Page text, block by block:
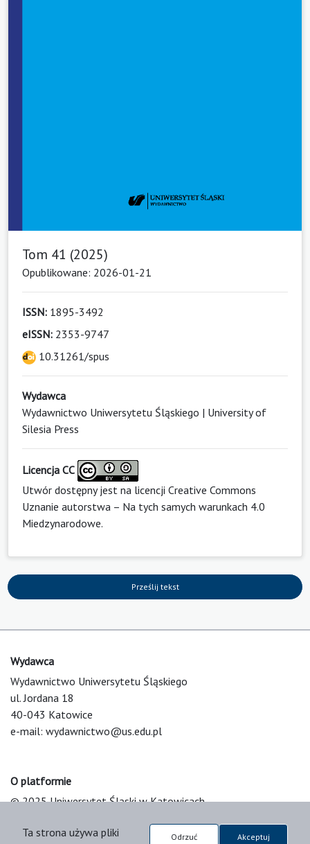
Tom 41 (2025)
Opublikowane: 2026-01-21
ISSN: 1895-3492
eISSN: 2353-9747
10.31261/spus
Wydawca
Wydawnictwo Uniwersytetu Śląskiego | University of
Silesia Press
Licencja CC
Utwór dostępny jest na licencji Creative Commons
Uznanie autorstwa – Na tych samych warunkach 4.0
Miedzynarodowe.
Prześlij tekst
Wydawca
Wydawnictwo Uniwersytetu Śląskiego
ul. Jordana 18
40-043 Katowice
e-mail: wydawnictwo@us.edu.pl
O platformie
© 2025 Uniwersytet Śląski w Katowicach
Platform & Workflow by OJS/PKP
Ta strona używa pliki
Odrzuć Akceptuj